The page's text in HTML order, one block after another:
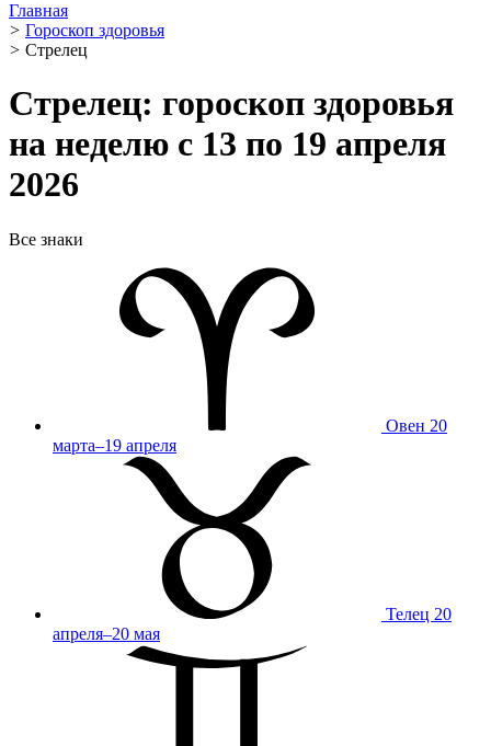
Главная
> Гороскоп здоровья
> Стрелец ️
Стрелец: гороскоп здоровья
на неделю с 13 по 19 апреля
2026
Все знаки
Овен 20
марта–19 апреля
Телец 20
апреля–20 мая